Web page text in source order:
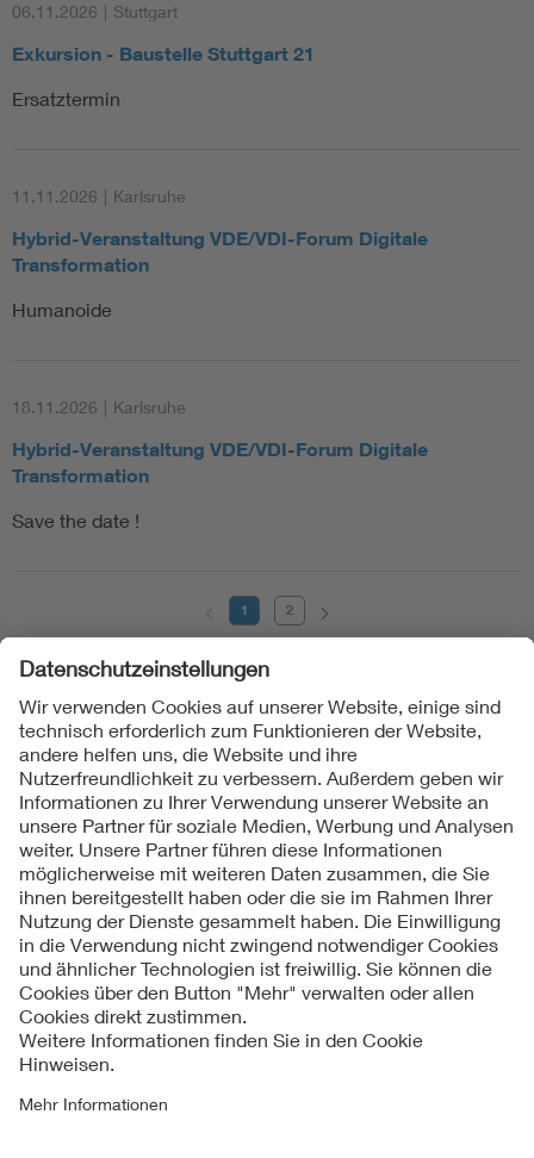
06.11.2026 | Stuttgart
Exkursion - Baustelle Stuttgart 21
Ersatztermin
11.11.2026 | Karlsruhe
Hybrid-Veranstaltung VDE/VDI-Forum Digitale
Transformation
Humanoide
18.11.2026 | Karlsruhe
Hybrid-Veranstaltung VDE/VDI-Forum Digitale
Transformation
Save the date !
1 2
Folgen Sie uns
Kontakte
Service
Impressum
Datenschutzinformationen
Cookie Hinweise